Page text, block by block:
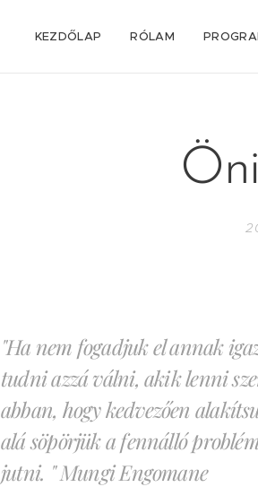
KEZDŐLAP RÓLAM
"Ha nem fogadjuk el annak
tudni azzá válni, akik lenni
abban, hogy kedvezően
alá söpörjük a fennálló
jutni. " Mungi Engomane